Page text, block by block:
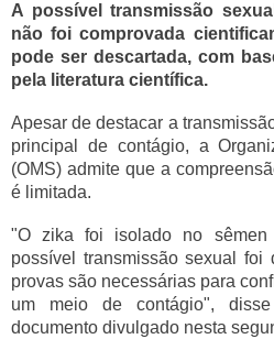
A possível transmissão
não foi comprovada
pode ser descartada, com
pela literatura científica.
Apesar de destacar a
principal de contágio, a
(OMS) admite que a
é limitada.
"O zika foi isolado no
possível transmissão sexual foi
provas são necessárias para
um meio de contágio",
documento divulgado nesta